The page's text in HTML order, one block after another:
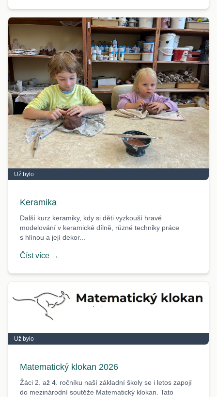
Už bylo
Keramika
Další kurz keramiky, kdy si děti vyzkouší hravé
modelování v keramické dílně, různé techniky práce
s hlínou a její dekor...
Číst více →
Už bylo
Matematický klokan 2026
Žáci 2. až 4. ročníku naší základní školy se i letos zapojí
do mezinárodní soutěže Matematický klokan. Tato